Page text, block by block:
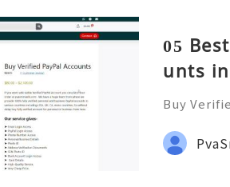
05
unts in
Buy
g
u're